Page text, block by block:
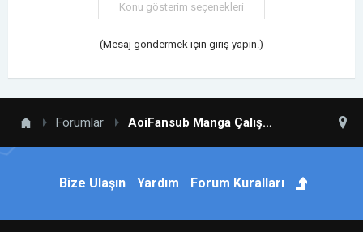
Konu gösterim seçenekleri
(Mesaj göndermek için giriş yapın.)
Forumlar AoiFansub Manga Çalışmaları
Bize Ulaşın Yardım Forum Kuralları